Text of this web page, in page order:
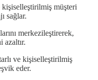
kişiselleştirilmiş müşteri
sağlar.
merkezileştirerek,
azaltır.
ve kişiselleştirilmiş
eder.